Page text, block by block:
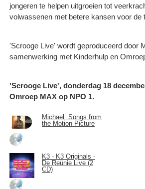
jongeren te helpen uitgroeien tot
volwassenen met betere kansen voor de
'Scrooge Live' wordt geproduceerd door
samenwerking met Kinderhulp en
'Scrooge Live', donderdag 18
Omroep MAX op NPO 1.
Michael: Songs from
the Motion Picture
K3 - K3 Originals -
De Reünie Live (2
CD)